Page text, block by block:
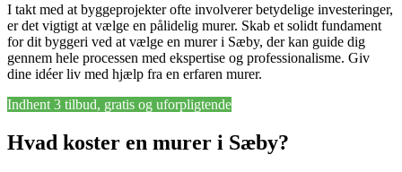
I takt med at byggeprojekter ofte involverer betydelige investeringer,
er det vigtigt at vælge en pålidelig murer. Skab et solidt fundament
for dit byggeri ved at vælge en murer i Sæby, der kan guide dig
gennem hele processen med ekspertise og professionalisme. Giv
dine idéer liv med hjælp fra en erfaren murer.
Indhent 3 tilbud, gratis og uforpligtende
Hvad koster en murer i Sæby?